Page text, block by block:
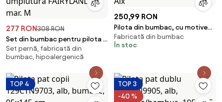
277 RON308 RON
Set din bumbac pentru pilota si
perna de patut cu umplutura
FAIRYLAND, mar. M
Set pernă, fabricată din
bumbac, hipoalergenică
250,99 RON
Pilota din bumbac, cu motive
florale, 180x130cm, Aix
Fabricată din bumbac
În stoc
TOP 4
TOP 3
-40 %